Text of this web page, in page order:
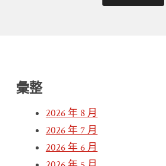
彙整
2026 年 8 月
2026 年 7 月
2026 年 6 月